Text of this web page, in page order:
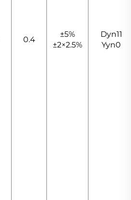
0.4
±5%
±2×2.5%
Dyn11
Yyn0